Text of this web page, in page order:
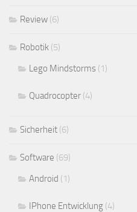
Review (6)
Robotik (5)
Lego Mindstorms (1)
Quadrocopter (4)
Sicherheit (6)
Software (69)
Android (1)
IPhone Entwicklung (4)